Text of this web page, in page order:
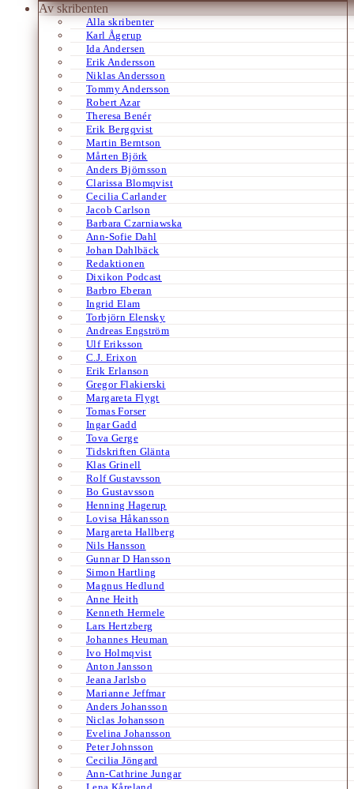
Av skribenten
Alla skribenter
Karl Ågerup
Ida Andersen
Erik Andersson
Niklas Andersson
Tommy Andersson
Robert Azar
Theresa Benér
Erik Bergqvist
Martin Berntson
Mårten Björk
Anders Björnsson
Clarissa Blomqvist
Cecilia Carlander
Jacob Carlson
Barbara Czarniawska
Ann-Sofie Dahl
Johan Dahlbäck
Redaktionen
Dixikon Podcast
Barbro Eberan
Ingrid Elam
Torbjörn Elensky
Andreas Engström
Ulf Eriksson
C.J. Erixon
Erik Erlanson
Gregor Flakierski
Margareta Flygt
Tomas Forser
Ingar Gadd
Tova Gerge
Tidskriften Glänta
Klas Grinell
Rolf Gustavsson
Bo Gustavsson
Henning Hagerup
Lovisa Håkansson
Margareta Hallberg
Nils Hansson
Gunnar D Hansson
Simon Hartling
Magnus Hedlund
Anne Heith
Kenneth Hermele
Lars Hertzberg
Johannes Heuman
Ivo Holmqvist
Anton Jansson
Jeana Jarlsbo
Marianne Jeffmar
Anders Johansson
Niclas Johansson
Evelina Johansson
Peter Johnsson
Cecilia Jöngard
Ann-Cathrine Jungar